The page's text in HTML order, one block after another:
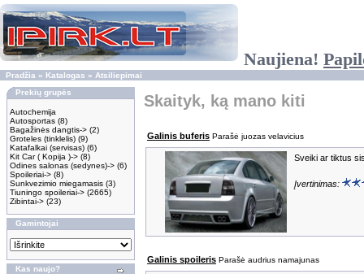
Naujiena!
Pradžia » Katalogas » Atsiliepimai
Prekių grupės
Autochemija
Autosportas (8)
Bagažinės dangtis-> (2)
Groteles (tinklelis) (9)
Katafalkai (servisas) (6)
Kit Car ( Kopija )-> (8)
Odines salonas (sedynes)-> (6)
Spoileriai-> (8)
Sunkvezimio miegamasis (3)
Tiuningo spoileriai-> (2665)
Zibintai-> (23)
Gamintojai
Kas naujo?
Skaityk, ką mano kiti
Galinis buferis Parašė juozas velavicius
Sveiki ar tiktus
Įvertinimas:
Galinis spoileris Parašė audrius namajunas